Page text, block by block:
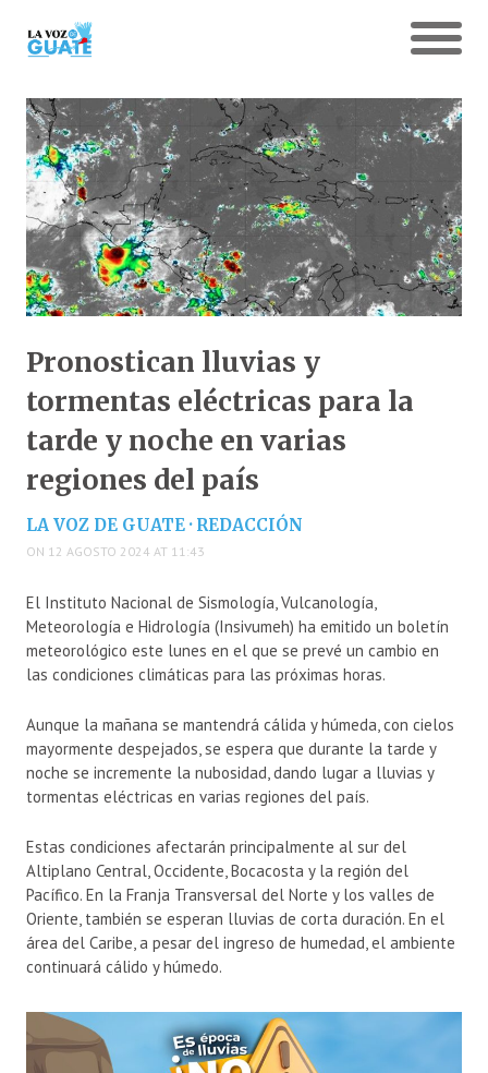
Pronostican lluvias y
tormentas eléctricas para la
tarde y noche en varias
regiones del país
LA VOZ DE GUATE · REDACCIÓN
ON 12 AGOSTO 2024 AT 11:43
El Instituto Nacional de Sismología, Vulcanología,
Meteorología e Hidrología (Insivumeh) ha emitido un boletín
meteorológico este lunes en el que se prevé un cambio en
las condiciones climáticas para las próximas horas.
Aunque la mañana se mantendrá cálida y húmeda, con cielos
mayormente despejados, se espera que durante la tarde y
noche se incremente la nubosidad, dando lugar a lluvias y
tormentas eléctricas en varias regiones del país.
Estas condiciones afectarán principalmente al sur del
Altiplano Central, Occidente, Bocacosta y la región del
Pacífico. En la Franja Transversal del Norte y los valles de
Oriente, también se esperan lluvias de corta duración. En el
área del Caribe, a pesar del ingreso de humedad, el ambiente
continuará cálido y húmedo.